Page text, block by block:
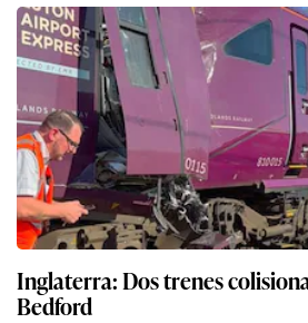
Inglaterra: Dos trenes
Bedford